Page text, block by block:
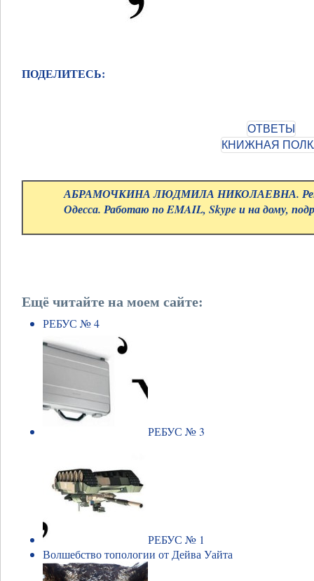
ПОДЕЛИТЕСЬ:
АБРАМОЧКИНА ЛЮДМИЛА НИКОЛАЕВНА.
Одесса. Работаю по EMAIL, Skype и на дому,
Ещё читайте на моем сайте:
РЕБУС № 4
РЕБУС № 3
РЕБУС № 1
Волшебство топологии от Дейва Уайта